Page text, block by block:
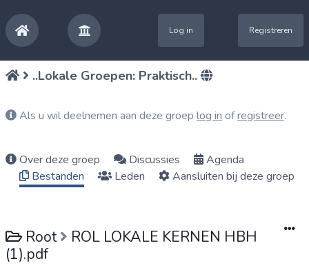
Log in Registreren
..Lokale Groepen: Praktisch..
Als u wil deelnemen aan deze groep log in ofregistreer.
Over deze groep Discussies
Agenda
Bestanden
Leden Aansluiten bij deze groep
Root
ROL LOKALE KERNEN HBH
(1).pdf